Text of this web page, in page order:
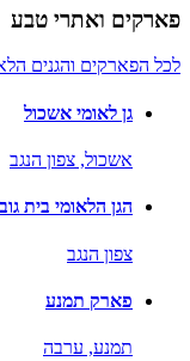
פארקים ואתרי טבע
לכל הפארקים והגנים
גן לאומי אשכול
אשכול, צפון הנגב
הגן הלאומי בית
צפון הנגב
פארק תמנע
תמנע, ערבה